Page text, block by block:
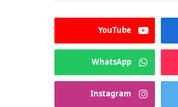
YouTube
WhatsApp
Instagram